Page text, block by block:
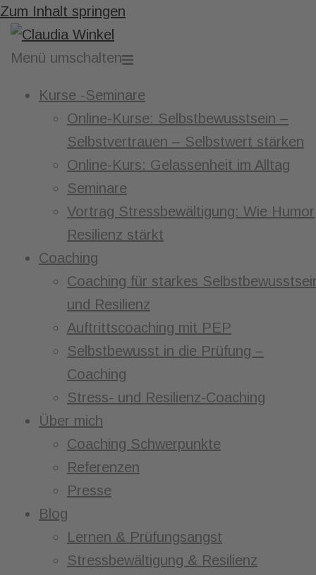
Zum Inhalt springen
Menü umschalten
Kurse -Seminare
Online-Kurse: Selbstbewusstsein –
Selbstvertrauen – Selbstwert stärken
Online-Kurs: Gelassenheit im Alltag
Seminare
Vortrag Stressbewältigung: Wie Humor
Resilienz stärkt
Coaching
Coaching für starkes
und Resilienz
Auftrittscoaching mit PEP
Selbstbewusst in die Prüfung –
Coaching
Stress- und Resilienz-Coaching
Über mich
Coaching Schwerpunkte
Referenzen
Presse
Blog
Lernen & Prüfungsangst
Stressbewältigung & Resilienz